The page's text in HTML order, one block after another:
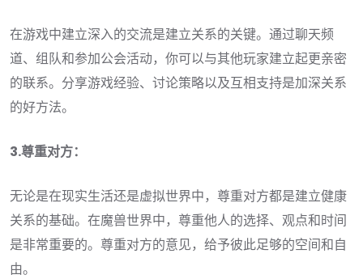
在游戏中建立深入的交流是建立关系的关键。通过聊天频
道、组队和参加公会活动，你可以与其他玩家建立起更亲密
的联系。分享游戏经验、讨论策略以及互相支持是加深关系
的好方法。
3.尊重对方：
无论是在现实生活还是虚拟世界中，尊重对方都是建立健康
关系的基础。在魔兽世界中，尊重他人的选择、观点和时间
是非常重要的。尊重对方的意见，给予彼此足够的空间和自
由。